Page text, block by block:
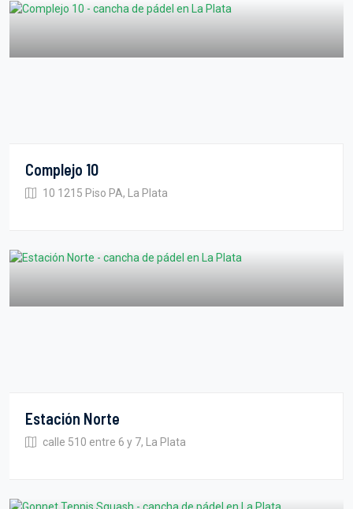
Complejo 10
10 1215 Piso PA, La Plata
Estación Norte
calle 510 entre 6 y 7, La Plata